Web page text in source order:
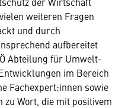
weiteren Fragen
und durch
aufbereitet
Abteilung für Umwelt-
im Bereich
Fachexpert:innen sowie
Wort, die mit positivem